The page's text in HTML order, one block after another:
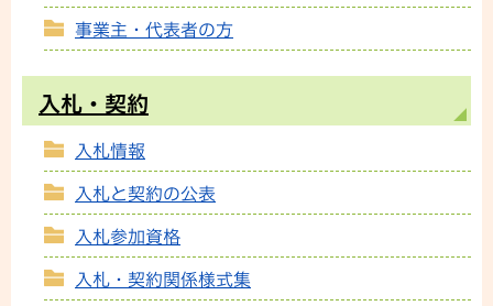
事業主・代表者の方
入札・契約
入札情報
入札と契約の公表
入札参加資格
入札・契約関係様式集